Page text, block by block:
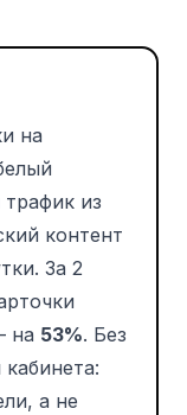
на
из
контент
За 2
на 53%. Без
а не